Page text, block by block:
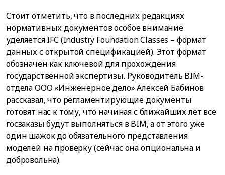
Стоит отметить, что в последних редакциях
нормативных документов особое внимание
уделяется IFC (Industry Foundation Classes – формат
данных с открытой спецификацией). Этот формат
обозначен как ключевой для прохождения
государственной экспертизы. Руководитель BIM-
отдела ООО «Инженерное дело» Алексей Бабинов
рассказал, что регламентирующие документы
готовят нас к тому, что начиная с ближайших лет все
госзаказы будут выполняться в BIM, а от этого уже
один шажок до обязательного представления
моделей на проверку (сейчас она опциональна и
добровольна).